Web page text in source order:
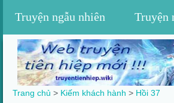
Truyện ngẫu nhiên Truyện
Trang chủ > Kiếm khách hành > Hồi 37